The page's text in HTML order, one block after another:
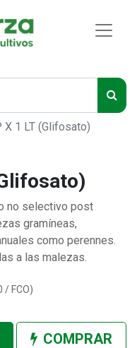
X 1 LT (Glifosato)
no selectivo post
gramíneas,
como perennes.
a las malezas.
/ FCO)
COMPRAR